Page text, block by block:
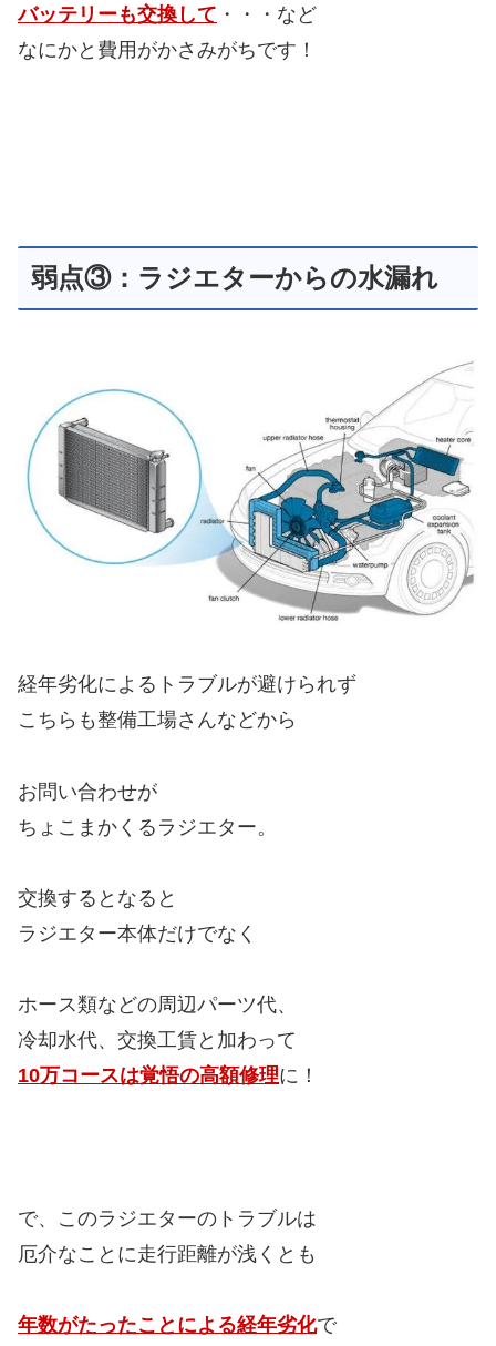
バッテリーも交換して ・・・など
なにかと費用がかさみがちです！
弱点③：ラジエターからの水漏れ
経年劣化によるトラブルが避けられず
こちらも整備工場さんなどから
お問い合わせが
ちょこまかくるラジエター。
交換するとなると
ラジエター本体だけでなく
ホース類などの周辺パーツ代、
冷却水代、交換工賃と加わって
10万コースは覚悟の高額修理に！
で、このラジエターのトラブルは
厄介なことに走行距離が浅くとも
年数がたったことによる経年劣化で